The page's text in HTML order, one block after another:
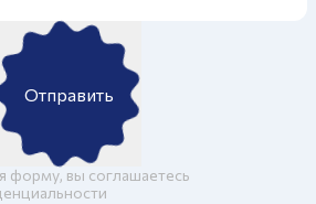
Отправить
форму, вы соглашаетесь